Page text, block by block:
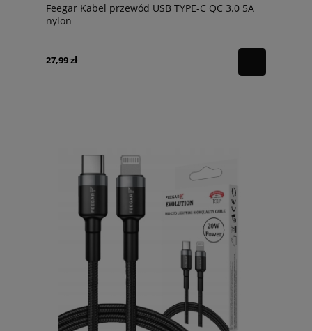
Feegar Kabel przewód USB TYPE-C QC 3.0 5A
nylon
27,99 zł